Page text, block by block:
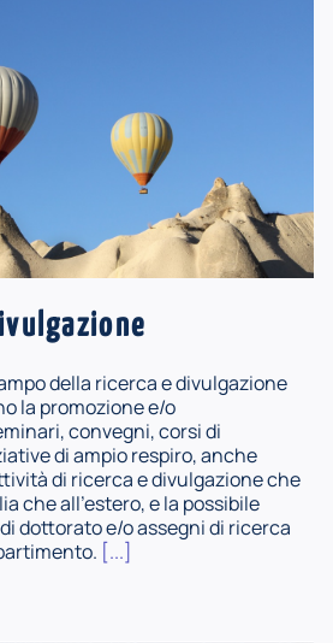
della ricerca e divulgazione
la promozione e/o
convegni, corsi di
di ampio respiro, anche
di ricerca e divulgazione che
che all'estero, e la possibile
dottorato e/o assegni di ricerca
[...]